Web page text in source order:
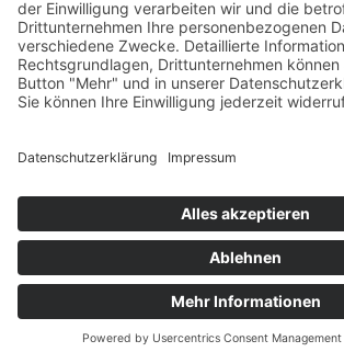
Datenschutzerklärung
AGB
BasQuisine - Typisch Baskisch